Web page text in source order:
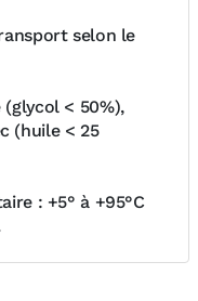
selon le
(glycol < 50%),
(huile < 25
: +5° à +95°C